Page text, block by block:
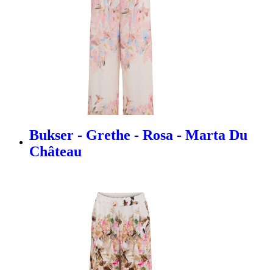
Bukser - Grethe - Rosa - Marta Du
Château